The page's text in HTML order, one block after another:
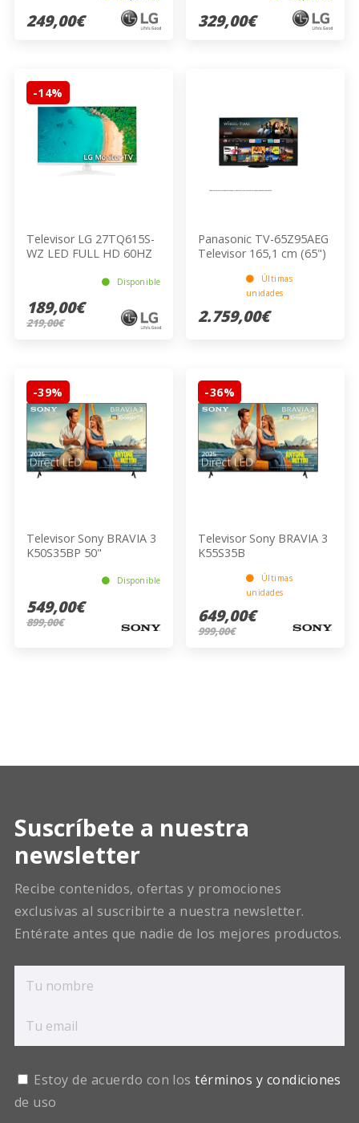
249,00€ 329,00€
-14%
Televisor LG 27TQ615S-
WZ LED FULL HD 60HZ
Disponible
189,00€
219,00€
Panasonic TV-65Z95AEG
Televisor 165,1 cm (65")
Últimas
unidades
2.759,00€
-39%
Televisor Sony BRAVIA 3
K50S35BP 50"
Disponible
549,00€
899,00€
-36%
Televisor Sony BRAVIA 3
K55S35B
Últimas
unidades
649,00€
999,00€
Suscríbete a nuestra
newsletter
Recibe contenidos, ofertas y promociones
exclusivas al suscribirte a nuestra newsletter.
Entérate antes que nadie de los mejores productos.
Estoy de acuerdo con lostérminos y condiciones
de uso